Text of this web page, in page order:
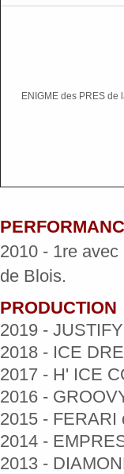
ENIGME des PRES de
2010 - 1re
de Blois.
PRODUCTION
2019 -
2018 - ICE
2017 - H' ICE
2016 -
2015 - FERARI
2014 -
2013 -